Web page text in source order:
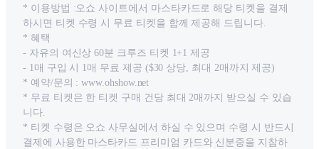
* 이용방법 :오쇼 사이트에서 마스타카드로 해당 티켓을 결제
하시면 티켓 수령 시 무료 티켓을 함께 제공해 드립니다.
* 혜택
- 자유의 여신상 60분 크루즈 티켓 1+1 제공
- 1매 구입 시 1매 무료 제공 ($30 상당, 최대 2매까지 제공)
* 예약/문의 : www.ohshow.net
* 무료 티켓은 한 티켓 구매 건당 최대 2매까지 받으실 수 있습
니다.
* 티켓 수령은 오쇼 사무실에서 하실 수 있으며 수령 시 반드시
결제에 사용한 마스타카드 프리미엄 카드와 신분증을 지참하